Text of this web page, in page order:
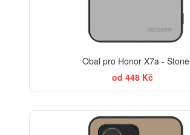
Obal pro Honor X7a - Stone
od 448 Kč